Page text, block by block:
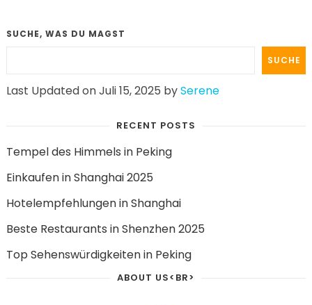
SUCHE, WAS DU MAGST
SUCHE
Last Updated on Juli 15, 2025 bySerene
RECENT POSTS
Tempel des Himmels in Peking
Einkaufen in Shanghai 2025
Hotelempfehlungen in Shanghai
Beste Restaurants in Shenzhen 2025
Top Sehenswürdigkeiten in Peking
ABOUT US<BR>